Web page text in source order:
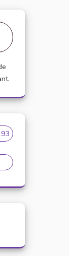
PLACE DE
en place de
place de référents